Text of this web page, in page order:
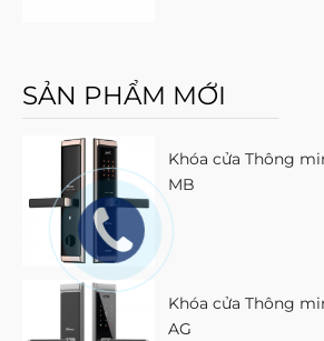
SẢN PHẨM MỚI
Khóa cửa Thông
MB
Khóa cửa Thông
AG